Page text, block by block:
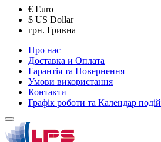
€ Euro
$ US Dollar
грн. Гривна
Про нас
Доставка и Оплата
Гарантія та Повернення
Умови використання
Контакти
Графік роботи та Календар подій